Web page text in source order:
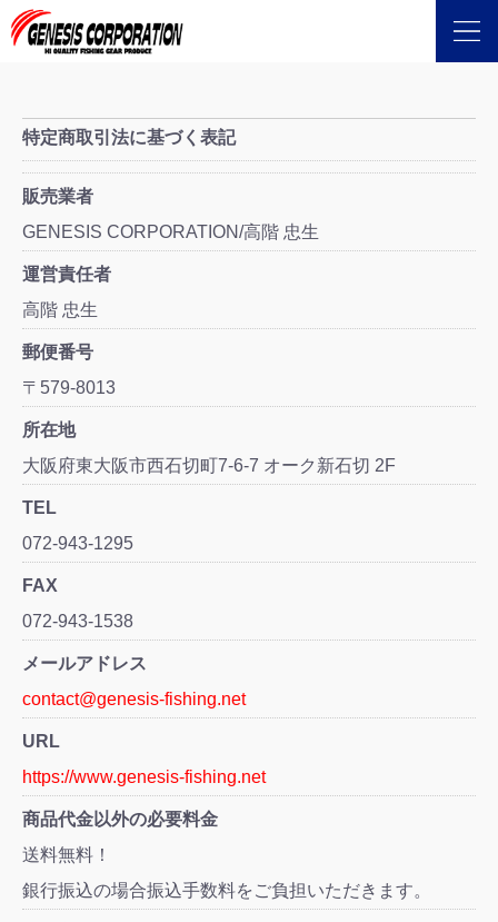
特定商取引法に基づく表記
販売業者
GENESIS CORPORATION/高階 忠生
運営責任者
高階 忠生
郵便番号
〒579-8013
所在地
大阪府東大阪市西石切町7-6-7 オーク新石切 2F
TEL
072-943-1295
FAX
072-943-1538
メールアドレス
contact@genesis-fishing.net
URL
https://www.genesis-fishing.net
商品代金以外の必要料金
送料無料！
銀行振込の場合振込手数料をご負担いただきます。